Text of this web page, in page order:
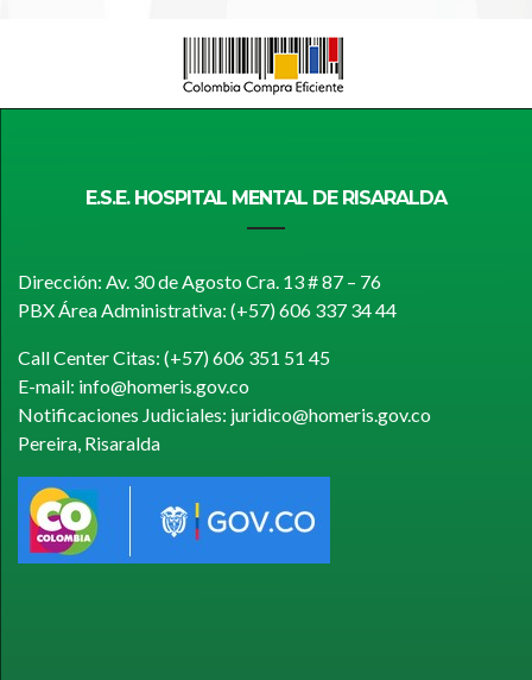
E.S.E. HOSPITAL MENTAL DE RISARALDA
Dirección: Av. 30 de Agosto Cra. 13 # 87 – 76
PBX Área Administrativa: (+57) 606 337 34 44
Call Center Citas: (+57) 606 351 51 45
E-mail: info@homeris.gov.co
Notificaciones Judiciales: juridico@homeris.gov.co
Pereira, Risaralda